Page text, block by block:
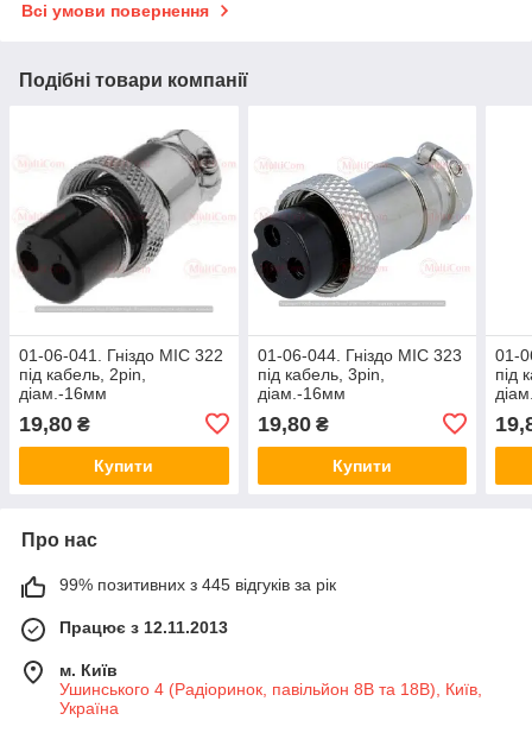
Всі умови повернення
Подібні товари компанії
01-06-041. Гніздо MIC 322
під кабель, 2pin,
діам.-16мм
19,80 ₴
Купити
01-06-044. Гніздо MIC 323
під кабель, 3pin,
діам.-16мм
19,80₴
Купити
01-
під
Про нас
99% позитивних з 445 відгуків за рік
Працює з 12.11.2013
м. Київ
Ушинського 4 (Радіоринок, павільйон 8В та 18В), Київ,
Україна